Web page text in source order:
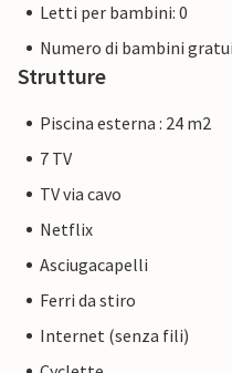
Letti per bambini: 0
Numero di bambini
Strutture
Piscina esterna : 24 m2
7 TV
TV via cavo
Netflix
Asciugacapelli
Ferri da stiro
Internet (senza fili)